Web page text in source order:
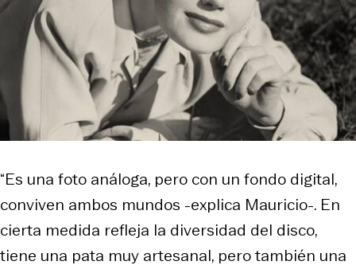
“Es una foto análoga, pero con un fondo digital,
conviven ambos mundos -explica Mauricio-. En
cierta medida refleja la diversidad del disco,
tiene una pata muy artesanal, pero también una